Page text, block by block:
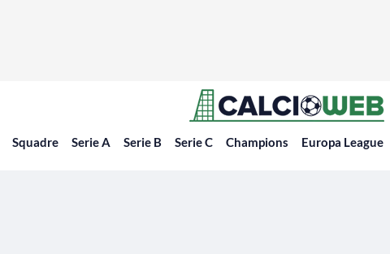
Squadre Serie A Serie B Serie C Champions Europa League